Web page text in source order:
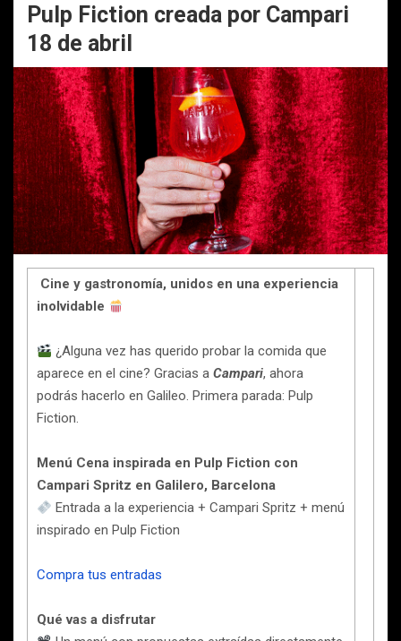
Pulp Fiction creada por Campari
18 de abril
Cine y gastronomía, unidos en una experiencia
inolvidable
¿Alguna vez has querido probar la comida que
aparece en el cine? Gracias a Campari, ahora
podrás hacerlo en Galileo. Primera parada: Pulp
Fiction.
Menú Cena inspirada en Pulp Fiction con
Campari Spritz en Galilero, Barcelona
Entrada a la experiencia + Campari Spritz + menú
inspirado en Pulp Fiction
Compra tus entradas
Qué vas a disfrutar